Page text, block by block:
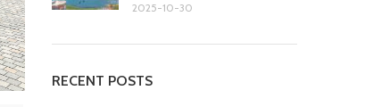
2025-10-30
RECENT POSTS